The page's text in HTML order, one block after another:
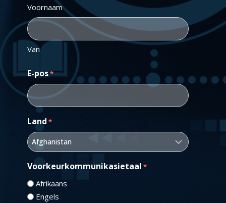
Voornaam
Van
E-pos*
Land *
Voorkeurkommunikasietaal *
Afrikaans
Engels